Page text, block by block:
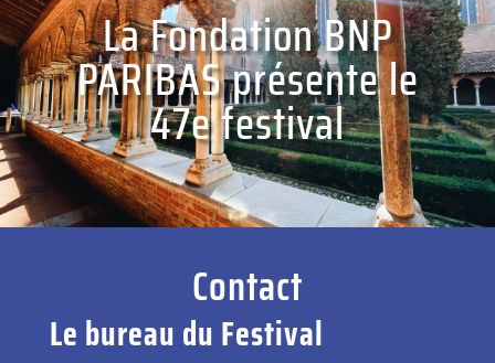
La Fondation BNP
PARIBAS présente le
47e festival
Contact
Le bureau du Festival